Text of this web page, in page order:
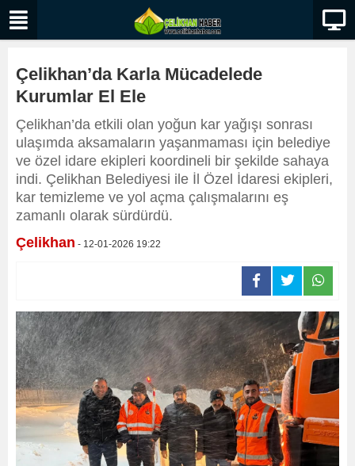
Çelikhan’da Karla Mücadelede
Kurumlar El Ele
Çelikhan’da etkili olan yoğun kar yağışı sonrası
ulaşımda aksamaların yaşanmaması için belediye
ve özel idare ekipleri koordineli bir şekilde sahaya
indi. Çelikhan Belediyesi ile İl Özel İdaresi ekipleri,
kar temizleme ve yol açma çalışmalarını eş
zamanlı olarak sürdürdü.
Çelikhan - 12-01-2026 19:22